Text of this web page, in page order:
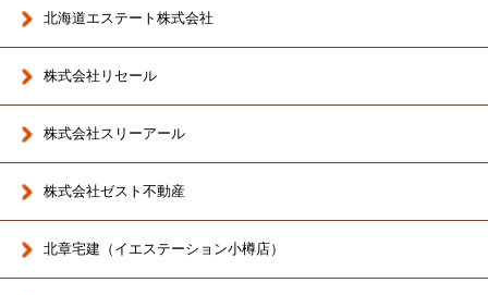
北海道エステート株式会社
株式会社リセール
株式会社スリーアール
株式会社ゼスト不動産
北章宅建（イエステーション小樽店）